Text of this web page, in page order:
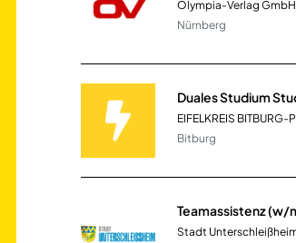
Olympia-Verlag GmbH
Nürnberg
EIFELKREIS BITBURG-
Bitburg
Stadt